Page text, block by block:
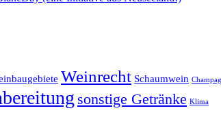
Weinrecht Schaumwein
sonstige Getränke Klima